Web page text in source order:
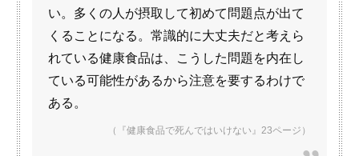
い。多くの人が摂取して初めて問題点が出て
くることになる。常識的に大丈夫だと考えら
れている健康食品は、こうした問題を内在し
ている可能性があるから注意を要するわけで
ある。
（『健康食品で死んではいけない』23ページ）